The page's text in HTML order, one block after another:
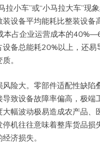
拉小车”或“小马拉大车”现
装设备平均能耗比整装设
本占企业运营成本的
设备总能耗20%以上，还易
。
风险大。零部件适配性缺陷
致设备故障率偏高，极端
幅波动极易造成农产品、
机往往意味着整库货品损
济损失。